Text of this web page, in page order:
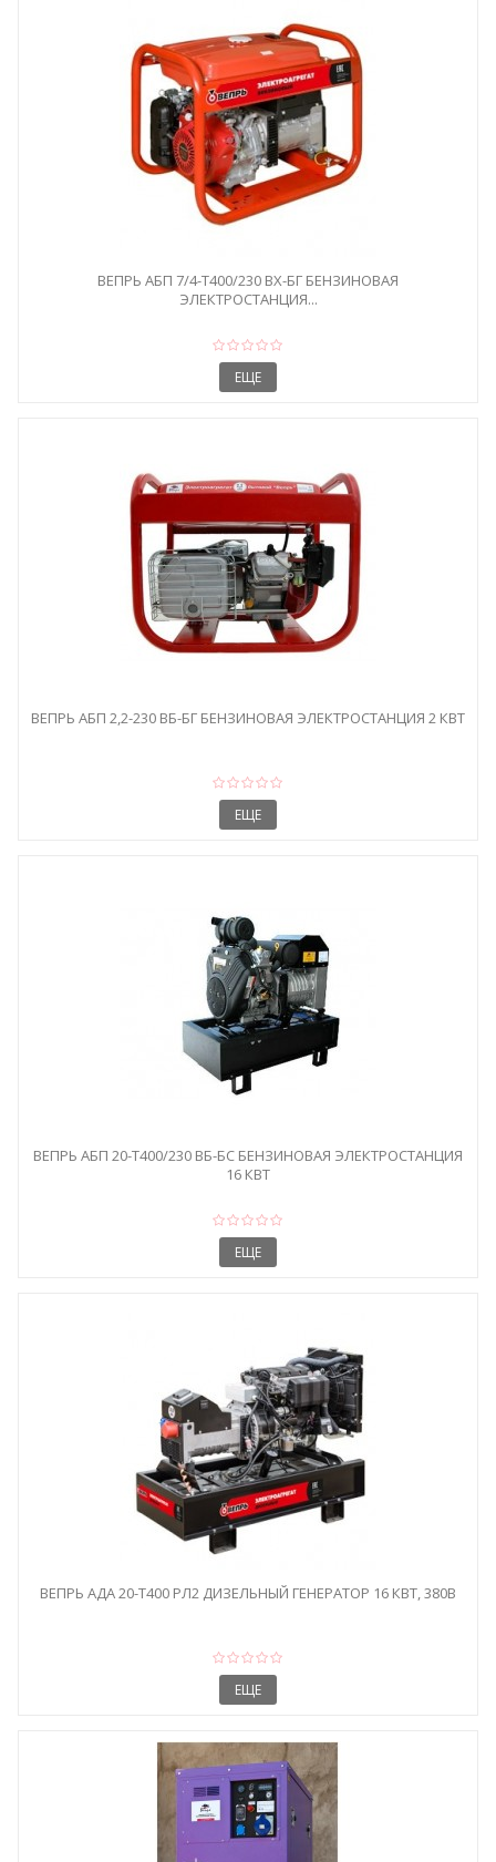
ВЕПРЬ АБП 7/4-Т400/230 ВX-БГ БЕНЗИНОВАЯ
ЭЛЕКТРОСТАНЦИЯ...
ЕЩЕ
ВЕПРЬ АБП 2,2-230 ВБ-БГ БЕНЗИНОВАЯ ЭЛЕКТРОСТАНЦИЯ 2 КВТ
ЕЩЕ
ВЕПРЬ АБП 20-Т400/230 ВБ-БС БЕНЗИНОВАЯ ЭЛЕКТРОСТАНЦИЯ
16 КВТ
ЕЩЕ
ВЕПРЬ АДА 20-Т400 РЛ2 ДИЗЕЛЬНЫЙ ГЕНЕРАТОР 16 КВТ, 380В
ЕЩЕ